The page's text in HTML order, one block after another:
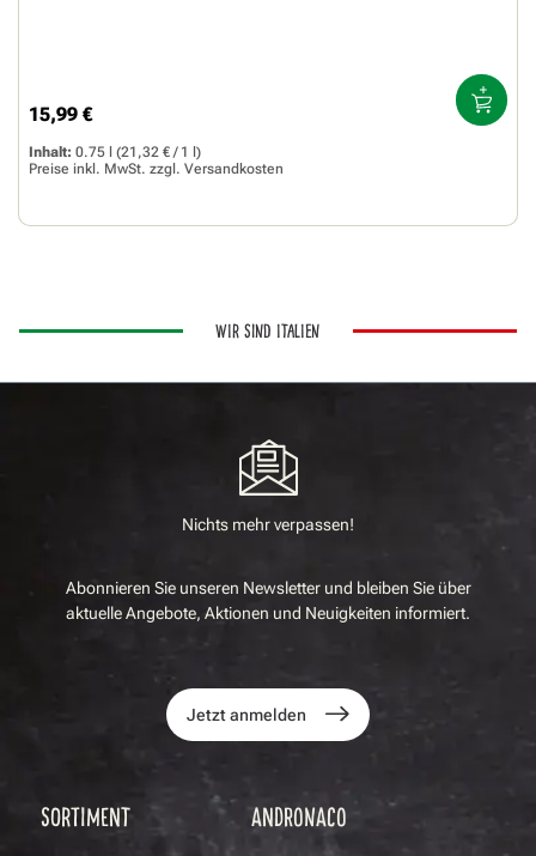
Regulärer Preis:
15,99 €
Inhalt: 0.75 l
(21,32 € / 1 l)
Preise inkl. MwSt. zzgl. Versandkosten
WIR SIND ITALIEN
Nichts mehr verpassen!
Abonnieren Sie unseren Newsletter und bleiben Sie über
aktuelle Angebote, Aktionen und Neuigkeiten informiert.
Jetzt anmelden
SORTIMENT ANDRONACO